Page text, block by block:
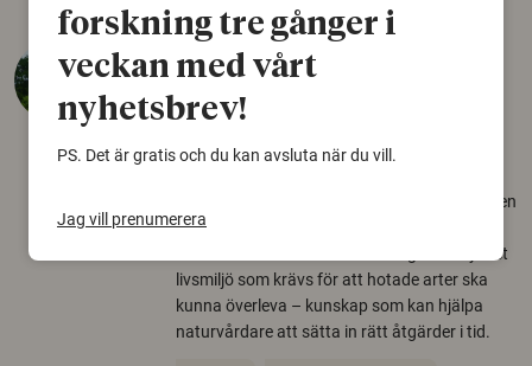
Så mycket eklandskap
arter
22 juni 2026
Över tusen arter behöver ekar i sin närhet, men
gamla eklandskap och naturbetesmarker blir
allt färre. Nu har forskare kartlagt hur mycket
livsmiljö som krävs för att hotade arter ska
kunna överleva – kunskap som kan hjälpa
naturvårdare att sätta in rätt åtgärder i tid.
forskning tre gånger i
veckan med vårt
nyhetsbrev!
PS. Det är gratis och du kan avsluta när du vill.
Jag vill prenumerera